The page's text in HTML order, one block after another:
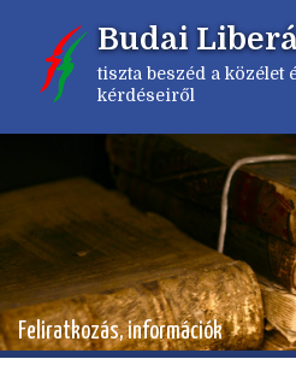
tartalomra
Budai
tiszta beszéd a közélet
kérdéseiről
Feliratkozás, információk